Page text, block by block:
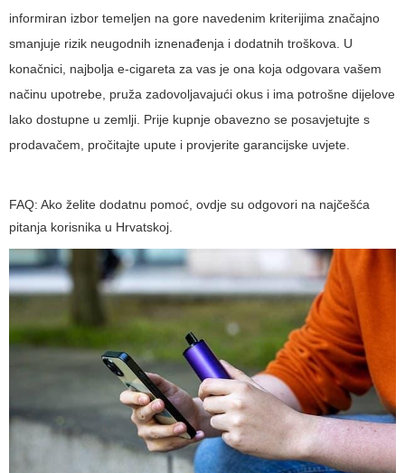
informiran izbor temeljen na gore navedenim kriterijima značajno
smanjuje rizik neugodnih iznenađenja i dodatnih troškova. U
konačnici, najbolja e-cigareta za vas je ona koja odgovara vašem
načinu upotrebe, pruža zadovoljavajući okus i ima potrošne dijelove
lako dostupne u zemlji. Prije kupnje obavezno se posavjetujte s
prodavačem, pročitajte upute i provjerite garancijske uvjete.
FAQ: Ako želite dodatnu pomoć, ovdje su odgovori na najčešća
pitanja korisnika u Hrvatskoj.